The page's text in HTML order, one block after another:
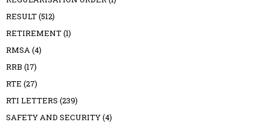
RESULT(512)
RETIREMENT(1)
RMSA(4)
RRB (17)
RTE (27)
RTI LETTERS (239)
SAFETY AND SECURITY(4)